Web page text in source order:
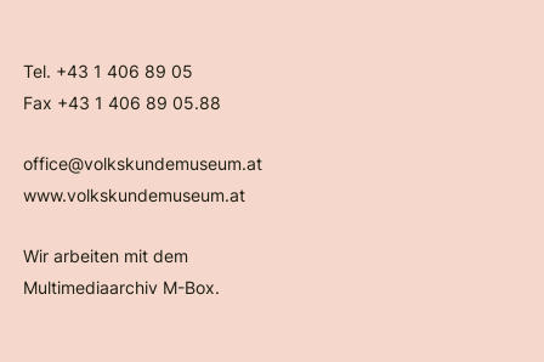
Tel. +43 1 406 89 05
Fax +43 1 406 89 05.88
office@volkskundemuseum.at
www.volkskundemuseum.at
Wir arbeiten mit dem
Multimediaarchiv M-Box.